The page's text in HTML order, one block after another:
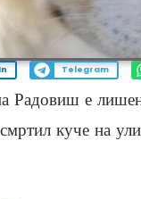
Telegram
Радовиш е лишен
куче на